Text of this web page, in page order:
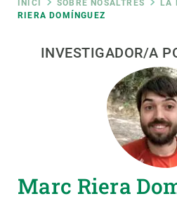
Fil
d'ariadna
INICI SOBRE NOSALTRES LA
RIERA DOMÍNGUEZ
INVESTIGADOR/A
Marc Riera
Featured
CIÈNCIA EN ACCIÓ